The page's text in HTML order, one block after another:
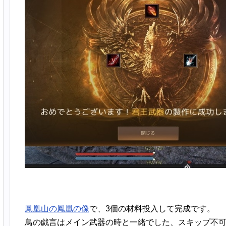
鳳凰山の鳳凰の像で、3個の材料投入して完成です。
鳥の戯言はメイン武器の時と一緒でした、スキップ不